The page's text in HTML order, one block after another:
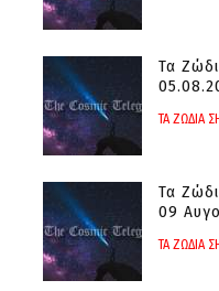
Τα
ΤΑ ΖΩΔΙΑ
Τα
09
ΤΑ ΖΩΔΙΑ